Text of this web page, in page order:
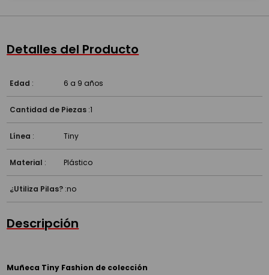
Detalles del Producto
Edad : 6 a 9 años
Cantidad de Piezas :1
Línea : Tiny
Material : Plástico
¿Utiliza Pilas? :no
Descripción
Muñeca Tiny Fashion de colección